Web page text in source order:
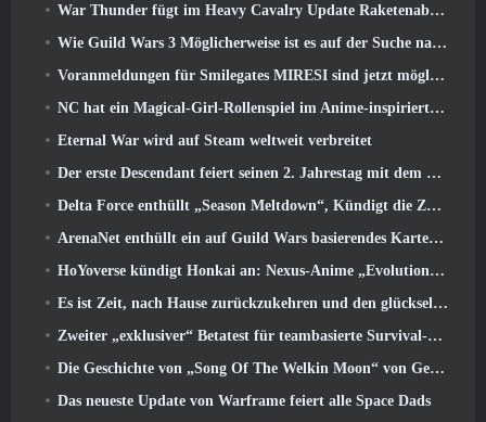
War Thunder fügt im Heavy Cavalry Update Raketenabwehrraketen und elektronische Unterstützungsmaßnahmen hinzu
Wie Guild Wars 3 Möglicherweise ist es auf der Suche nach Innovationen im MMO-Bereich
Voranmeldungen für Smilegates MIRESI sind jetzt möglich: Unsichtbare Zukunft
NC hat ein Magical-Girl-Rollenspiel im Anime-inspirierten Kunststil der 90er in Arbeit
Eternal War wird auf Steam weltweit verbreitet
Der erste Descendant feiert seinen 2. Jahrestag mit dem Descendant Fest 2026 Strom
Delta Force enthüllt „Season Meltdown“, Kündigt die Zusammenarbeit mit Rainbow Six Siege an
ArenaNet enthüllt ein auf Guild Wars basierendes Kartenspiel, Nebelgebunden
HoYoverse kündigt Honkai an: Nexus-Anime „Evolutionstest“
Es ist Zeit, nach Hause zurückzukehren und den glückseligen Rückzugsort dort wiederherzustellen, wo sich die Winde treffen
Zweiter „exklusiver“ Betatest für teambasierte Survival-Shooter-Zeitfresser angekündigt
Die Geschichte von „Song Of The Welkin Moon“ von Genshin Impact geht zu Ende.. Auf dem Mond
Das neueste Update von Warframe feiert alle Space Dads